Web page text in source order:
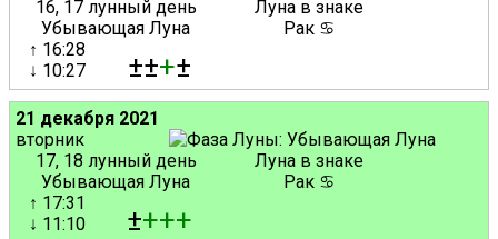
16, 17 лунный день
Убывающая Луна
Луна в знаке
Рак ♋
↑ 16:28
↓ 10:27
±±+±
21 декабря 2021
вторник
17, 18 лунный день
Убывающая Луна
Луна в знаке
Рак ♋
↑ 17:31
↓ 11:10
±+++